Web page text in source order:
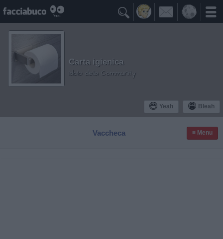

Yeah Bleah
Carta igienica
Idolo della Community
Vaccheca ≡ Menu